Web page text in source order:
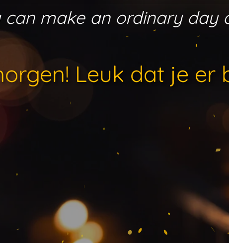
make an ordinary day